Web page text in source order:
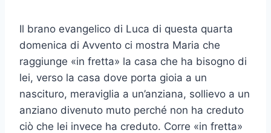
Il brano evangelico di Luca di questa quarta
domenica di Avvento ci mostra Maria che
raggiunge «in fretta» la casa che ha bisogno di
lei, verso la casa dove porta gioia a un
nascituro, meraviglia a un’anziana, sollievo a un
anziano divenuto muto perché non ha creduto
ciò che lei invece ha creduto. Corre «in fretta»